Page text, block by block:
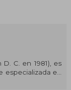
C. en 1981), es
en
contemporáneo.